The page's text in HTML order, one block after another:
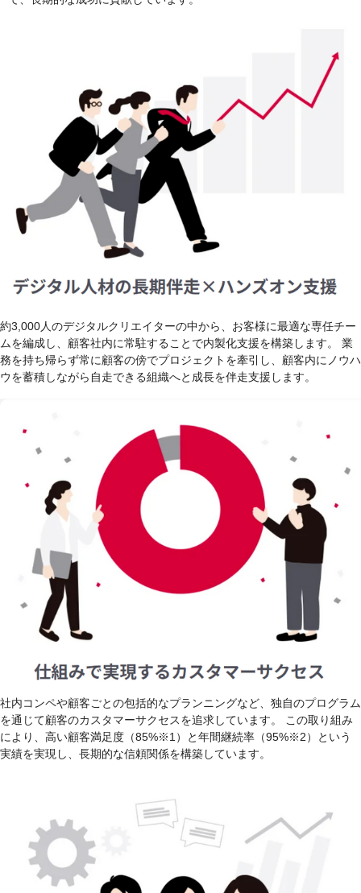
約3,000人のデジタルクリエイターの中から、お客様に最適な専任チー
ムを編成し、顧客社内に常駐することで内製化支援を構築します。 業
務を持ち帰らず常に顧客の傍でプロジェクトを牽引し、顧客内にノウハ
ウを蓄積しながら自走できる組織へと成長を伴走支援します。
社内コンペや顧客ごとの包括的なプランニングなど、独自のプログラム
を通じて顧客のカスタマーサクセスを追求しています。 この取り組み
により、高い顧客満足度（85%※1）と年間継続率（95%※2）という
実績を実現し、長期的な信頼関係を構築しています。